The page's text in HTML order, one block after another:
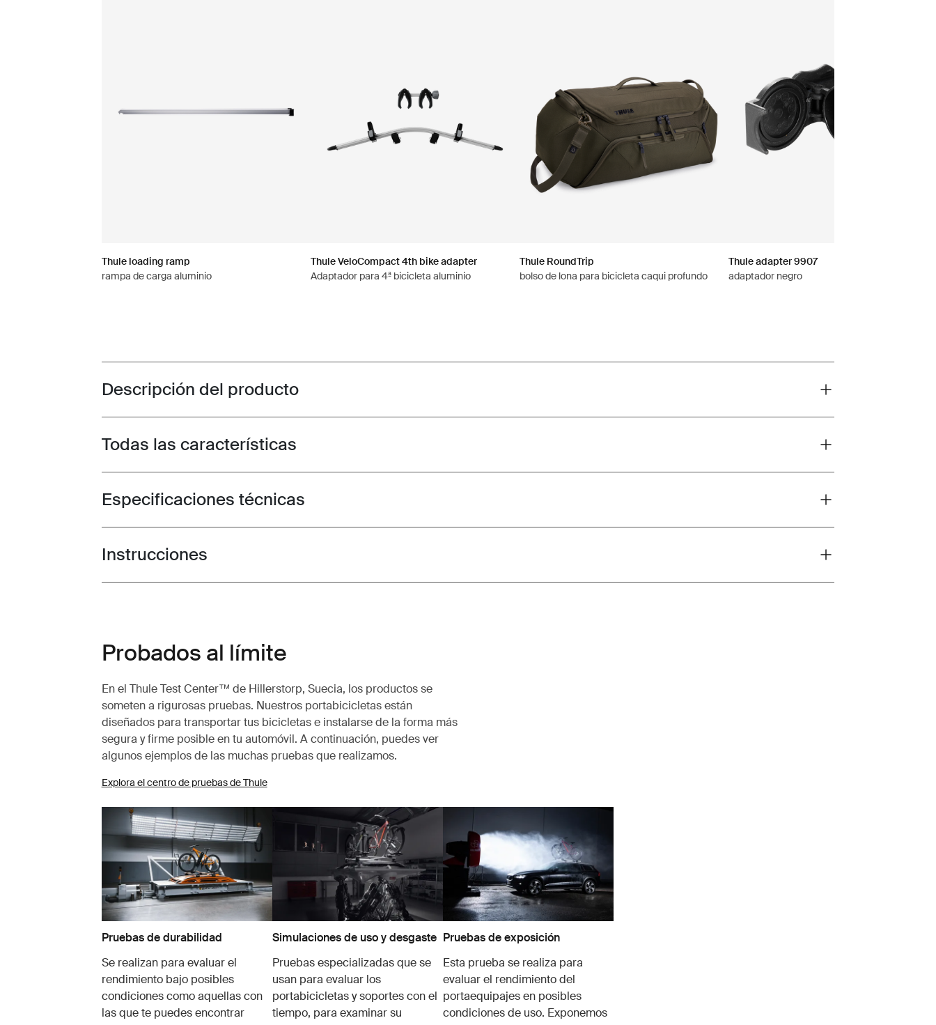
Thule loading ramp
rampa de carga aluminio
Thule VeloCompact 4th bike adapter
Adaptador para 4ª bicicleta aluminio
Thule RoundTrip
bolso de lona para bicicleta caqui profundo
Thule adapter 9907
adaptador negro
Toggle overview
Descripción del producto
Toggle features
Todas las características
Toggle techspec
Especificaciones técnicas
Toggle guides and instructions
Instrucciones
Probados al límite
En el Thule Test Center™ de Hillerstorp, Suecia, los productos se
someten a rigurosas pruebas. Nuestros portabicicletas están
diseñados para transportar tus bicicletas e instalarse de la forma más
segura y firme posible en tu automóvil. A continuación, puedes ver
algunos ejemplos de las muchas pruebas que realizamos.
Explora el centro de pruebas de Thule
Pruebas de durabilidad
Se realizan para evaluar el
rendimiento bajo posibles
condiciones como aquellas con
las que te puedes encontrar
Simulaciones de uso y desgaste
Pruebas especializadas que se
usan para evaluar los
portabicicletas y soportes con el
tiempo, para examinar su
Pruebas de exposición
Esta prueba se realiza para
evaluar el rendimiento del
portaequipajes en posibles
condiciones de uso. Exponemos